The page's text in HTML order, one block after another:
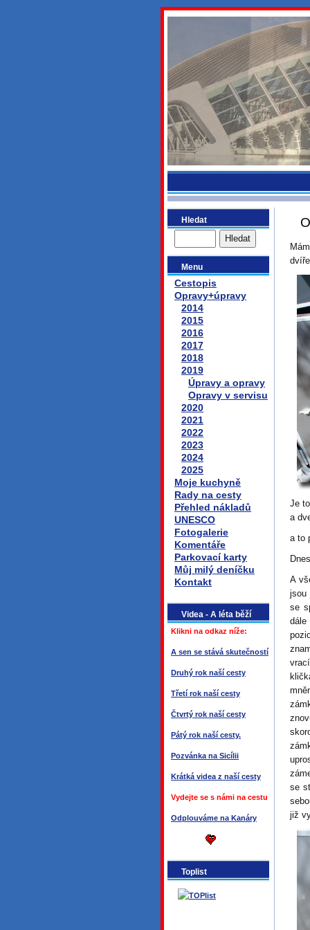
Hledat
Menu
Cestopis
Opravy+úpravy
2014
2015
2016
2017
2018
2019
Úpravy a opravy
Opravy v servisu
2020
2021
2022
2023
2024
2025
Moje kuchyně
Rady na cesty
Přehled nákladů
UNESCO
Fotogalerie
Komentáře
Parkovací karty
Můj milý deníčku
Kontakt
Videa - A léta běží
Klikni na odkaz níže:
A sen se stává skutečností
Druhý rok naší cesty
Třetí rok naší cesty
Čtvrtý rok naší cesty
Pátý rok naší cesty.
Pozvánka na Sicílii
Krátká videa z naší cesty
Vydejte se s námi na cestu
Odplouváme na Kanáry
Toplist
Je
a
a to
A
jsou
se
dále
se
již